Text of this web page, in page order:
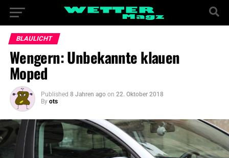
BLAULICHT
Wengern: Unbekannte klauen
Moped
Published 8 Jahren ago on 22. Oktober 2018
By ots